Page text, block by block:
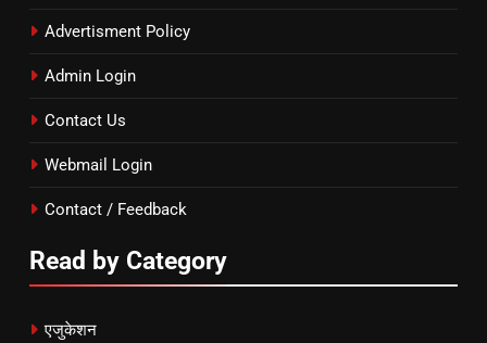
Advertisment Policy
Admin Login
Contact Us
Webmail Login
Contact / Feedback
Read by Category
एजुकेशन